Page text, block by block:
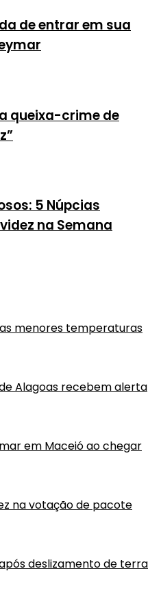
de entrar em sua
queixa-crime de
5 Núpcias
na Semana
menores temperaturas
Alagoas recebem alerta
em Maceió ao chegar
na votação de pacote
deslizamento de terra